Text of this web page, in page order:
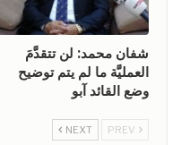
شفان محمد: لن تتقدَّمَ
العمليَّة ما لم يتم توضيح
وضع القائد آبو
NEXT